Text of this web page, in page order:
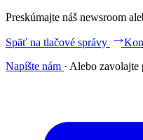
Preskúmajte náš newsroom
Späť na tlačové správy
Napíšte nám · Alebo zavolajte